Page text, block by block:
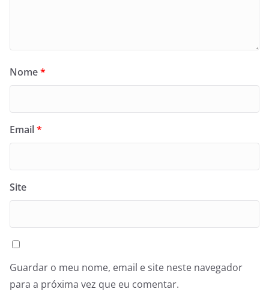
Nome*
Email*
Site
Guardar o meu nome, email e site neste navegador
para a próxima vez que eu comentar.